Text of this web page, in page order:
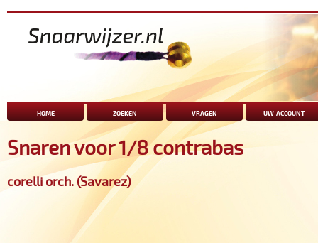
home zoeken vragen uw account
Snaren voor 1/8 contrabas
corelli orch. (Savarez)